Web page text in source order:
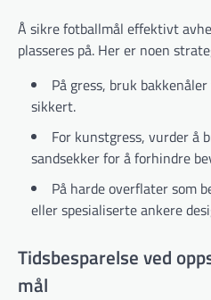
Å sikre fotballmål effektivt
plasseres på. Her er noen
På gress, bruk
sikkert.
For kunstgress, vurder å
sandsekker for å forhindre
På harde overflater som
eller spesialiserte ankere
Tidsbesparelse ved
mål